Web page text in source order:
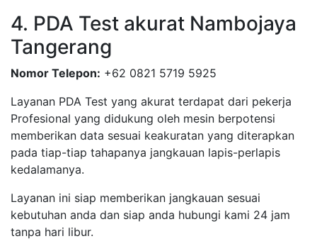
4. PDA Test akurat Nambojaya
Tangerang
Nomor Telepon: +62 0821 5719 5925
Layanan PDA Test yang akurat terdapat dari pekerja
Profesional yang didukung oleh mesin berpotensi
memberikan data sesuai keakuratan yang diterapkan
pada tiap-tiap tahapanya jangkauan lapis-perlapis
kedalamanya.
Layanan ini siap memberikan jangkauan sesuai
kebutuhan anda dan siap anda hubungi kami 24 jam
tanpa hari libur.